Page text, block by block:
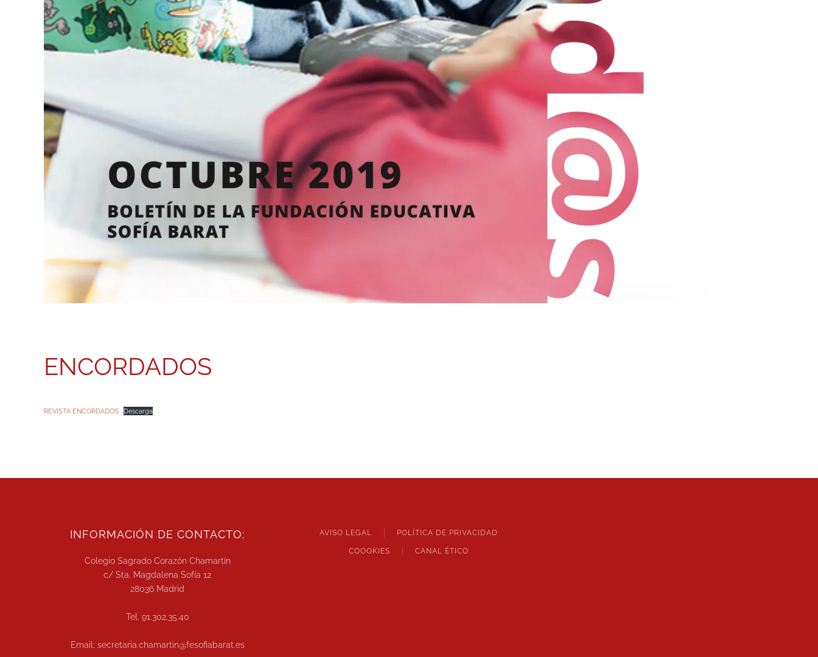
ENCORDADOS
REVISTA ENCORDADOS Descarga
INFORMACIÓN DE CONTACTO:
Colegio Sagrado Corazón Chamartín
c/ Sta. Magdalena Sofía 12
28036 Madrid
Tel. 91.302.35.40
Email: secretaria.chamartin@fesofiabarat.es
AVISO LEGAL POLÍTICA DE PRIVACIDAD
COOOKIES CANAL ÉTICO